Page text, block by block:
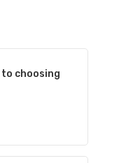
to choosing